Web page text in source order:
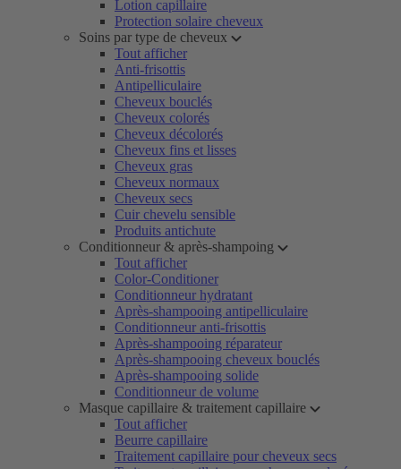
Lotion capillaire
Protection solaire cheveux
Soins par type de cheveux
Tout afficher
Anti-frisottis
Antipelliculaire
Cheveux bouclés
Cheveux colorés
Cheveux décolorés
Cheveux fins et lisses
Cheveux gras
Cheveux normaux
Cheveux secs
Cuir chevelu sensible
Produits antichute
Conditionneur & après-shampoing
Tout afficher
Color-Conditioner
Conditionneur hydratant
Après-shampooing antipelliculaire
Conditionneur anti-frisottis
Après-shampooing réparateur
Après-shampooing cheveux bouclés
Après-shampooing solide
Conditionneur de volume
Masque capillaire & traitement capillaire
Tout afficher
Beurre capillaire
Traitement capillaire pour cheveux secs